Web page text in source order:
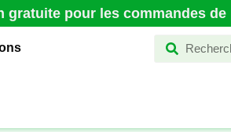
gratuite pour les commandes de